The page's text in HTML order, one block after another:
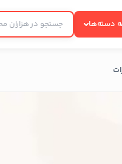
دسته‌ها